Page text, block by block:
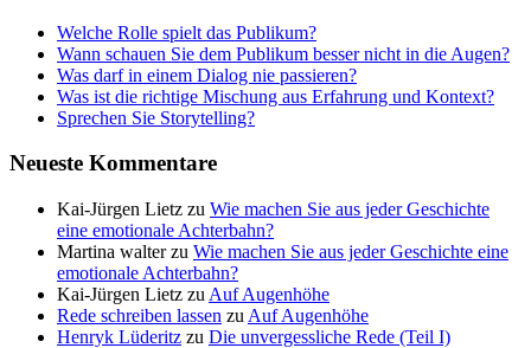
Welche Rolle spielt das Publikum?
Wann schauen Sie dem Publikum besser nicht in die Augen?
Was darf in einem Dialog nie passieren?
Was ist die richtige Mischung aus Erfahrung und Kontext?
Sprechen Sie Storytelling?
Neueste Kommentare
Kai-Jürgen Lietz zu Wie machen Sie aus jeder Geschichte
eine emotionale Achterbahn?
Martina walterzu Wie machen Sie aus jeder Geschichte eine
emotionale Achterbahn?
Kai-Jürgen Lietz zu Auf Augenhöhe
Rede schreiben lassen zu Auf Augenhöhe
Henryk Lüderitz zu Die unvergessliche Rede (Teil I)